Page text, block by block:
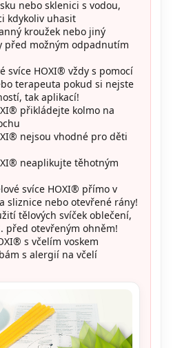
nebo sklenici s vodou,
kdykoliv uhasit
kroužek nebo jiný
před možným odpadnutím
svíce HOXI® vždy s pomocí
terapeuta pokud si nejste
tak aplikací!
přikládejte kolmo na
nejsou vhodné pro děti
neaplikujte těhotným
svíce HOXI® přímo v
sliznice nebo otevřené rány!
tělových svíček oblečení,
před otevřeným ohněm!
s včelím voskem
s alergií na včelí